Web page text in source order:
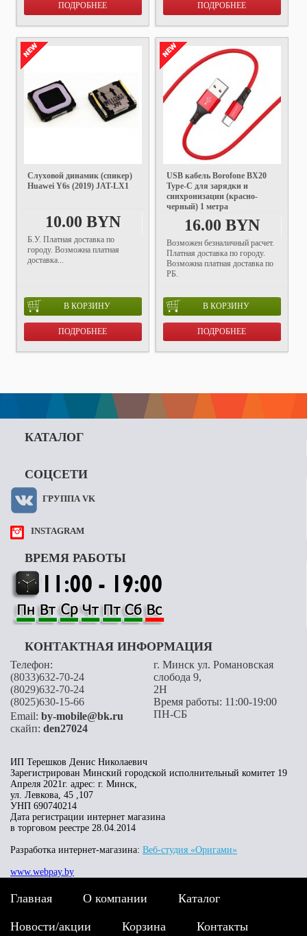
ПОДРОБНЕЕ ПОДРОБНЕЕ
Слуховой динамик (спикер)
Huawei Y6s (2019) JAT-LX1
10.00 BYN
Б.У. Платная доставка по
городу. Возможна платная
доставка...
В КОРЗИНУ
ПОДРОБНЕЕ
USB кабель Borofone BX20
Type-C для зарядки и
синхронизации (красно-
черный) 1 метра
16.00 BYN
Возможен безналичный расчет.
Платная доставка по городу.
Возможна платная доставка по
РБ.
В КОРЗИНУ
ПОДРОБНЕЕ
КАТАЛОГ
СОЦСЕТИ
ГРУППА VK
INSTAGRAM
ВРЕМЯ РАБОТЫ
КОНТАКТНАЯ ИНФОРМАЦИЯ
Телефон:
(8033)632-70-24
(8029)632-70-24
(8025)630-15-66
Email: by-mobile@bk.ru
скайп: den27024
г. Минск ул. Романовская
слобода 9,
2H
Время работы: 11:00-19:00
ПН-СБ
ИП Терешков Денис Николаевич
Зарегистрирован Минский городской исполнительный комитет 19
Апреля 2021г. адрес: г. Минск,
ул. Левкова, 45 ,107
УНП 690740214
Дата регистрации интернет магазина
в торговом реестре 28.04.2014
Разработка интернет-магазина: Веб-студия «Оригами»
www.webpay.by
Главная О компании Каталог
Новости/акции Корзина Контакты